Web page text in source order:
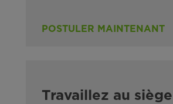
POSTULER MAINTENANT
Travaillez au siège